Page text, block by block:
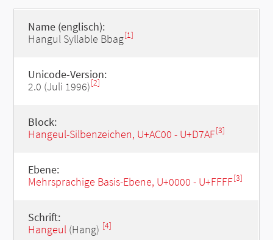
Name (englisch):
Hangul Syllable Bbag[1]
Unicode-Version:
2.0 (Juli 1996)[2]
Block:
Hangeul-Silbenzeichen, U+AC00 - U+D7AF[3]
Ebene:
Mehrsprachige Basis-Ebene, U+0000 - U+FFFF[3]
Schrift:
Hangeul(Hang) [4]